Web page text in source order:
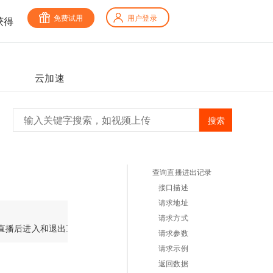
得 免费试用 用户登录
云加速
查询直播进出记录
接口描述
请求地址
请求方式
请求参数
请求示例
返回数据
搜索
说明：只有开始了直播才会有记录，如果学员是在没开启直播进入和退出直播间或者是结束直播后进入和退出直播间，不会产生进出记录